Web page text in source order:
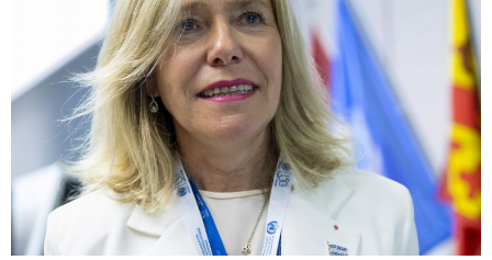
Notas
Mundial 2026
Notas
La Sole en
Cadena 3